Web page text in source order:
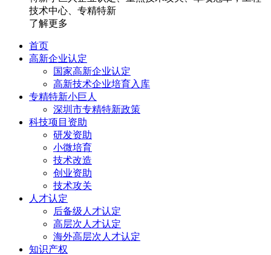
了解更多
首页
高新企业认定
国家高新企业认定
高新技术企业培育入库
专精特新小巨人
深圳市专精特新政策
科技项目资助
研发资助
小微培育
技术改造
创业资助
技术攻关
人才认定
后备级人才认定
高层次人才认定
海外高层次人才认定
知识产权